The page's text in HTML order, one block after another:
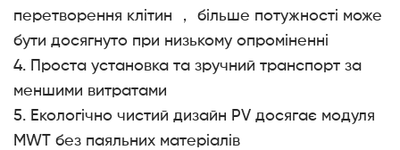
перетворення клітин ， більше потужності може
бути досягнуто при низькому опроміненні
4. Проста установка та зручний транспорт за
меншими витратами
5. Екологічно чистий дизайн PV досягає модуля
MWT без паяльних матеріалів